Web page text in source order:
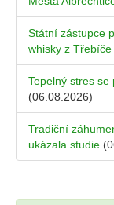
Státní zástupce
whisky z Třebíče
Tepelný stres se
(06.08.2026)
Tradiční
ukázala studie